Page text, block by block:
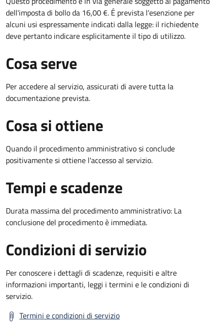
dell'imposta di bollo da 16,00 €. É prevista l'esenzione per
alcuni usi espressamente indicati dalla legge: il richiedente
deve pertanto indicare esplicitamente il tipo di utilizzo.
Cosa serve
Per accedere al servizio, assicurati di avere tutta la
documentazione prevista.
Cosa si ottiene
Quando il procedimento amministrativo si conclude
positivamente si ottiene l'accesso al servizio.
Tempi e scadenze
Durata massima del procedimento amministrativo: La
conclusione del procedimento è immediata.
Condizioni di servizio
Per conoscere i dettagli di scadenze, requisiti e altre
informazioni importanti, leggi i termini e le condizioni di
servizio.
Termini e condizioni di servizio